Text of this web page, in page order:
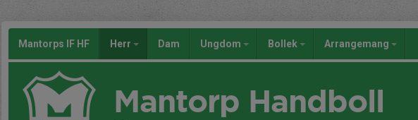
Mantorps IF HF Herr Dam Ungdom Bollek Arrangemang
Mantorp Handboll